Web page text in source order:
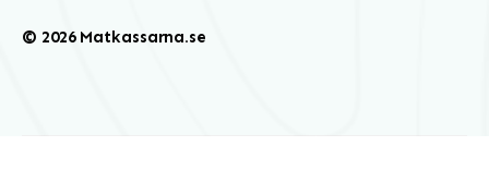
© 2026 Matkassarna.se